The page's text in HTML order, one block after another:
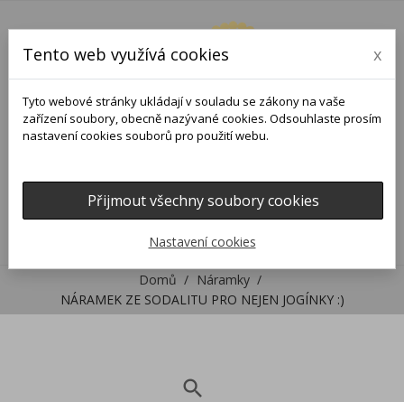
Domů
Náramky
NÁRAMEK ZE SODALITU PRO NEJEN JOGÍNKY :)
search
Tento web využívá cookies x
Tyto webové stránky ukládají v souladu se zákony na vaše
zařízení soubory, obecně nazývané cookies. Odsouhlaste prosím
nastavení cookies souborů pro použití webu.
Přijmout všechny soubory cookies
Nastavení cookies